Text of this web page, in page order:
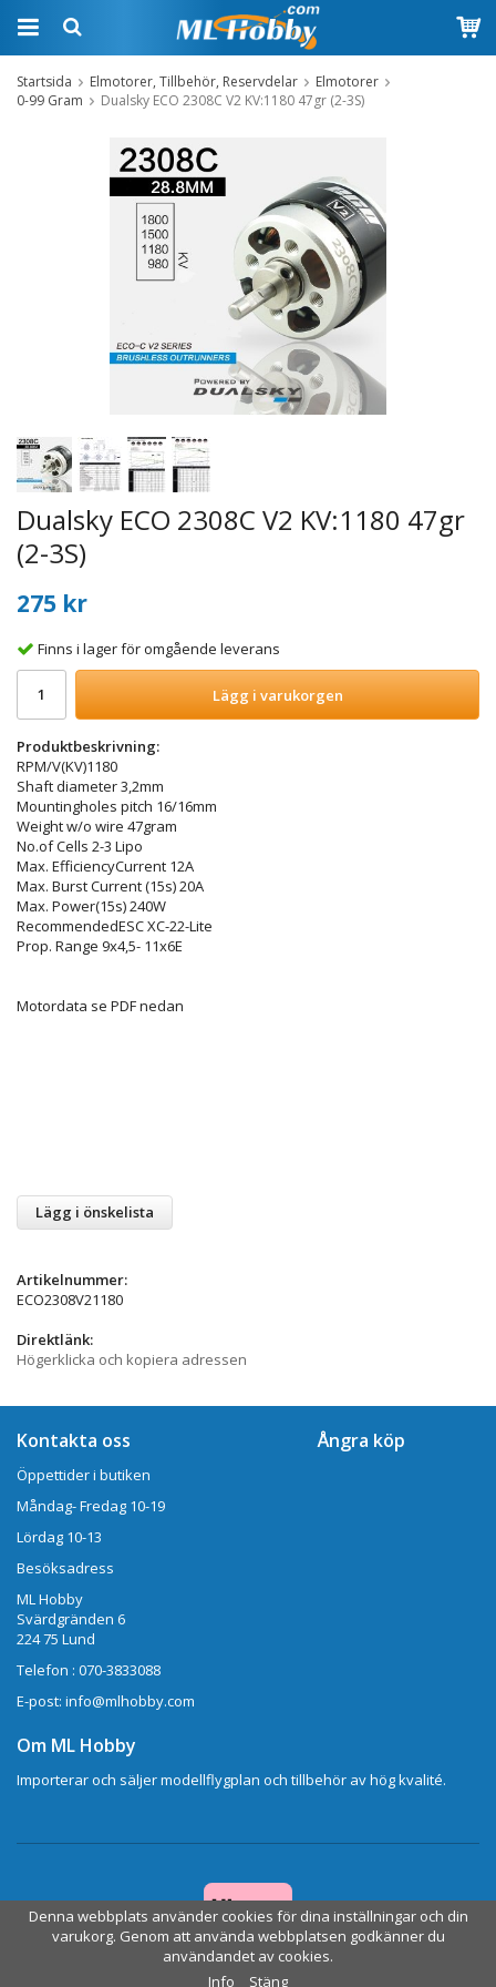
Startsida Elmotorer, Tillbehör, Reservdelar
Elmotorer
0-99 Gram
Dualsky ECO 2308C V2 KV:1180 47gr (2-3S)
Dualsky ECO 2308C V2 KV:1180 47gr
(2-3S)
275 kr
Finns i lager för omgående leverans
Lägg i varukorgen
Produktbeskrivning:
RPM/V(KV)1180
Shaft diameter 3,2mm
Mountingholes pitch 16/16mm
Weight w/o wire 47gram
No.of Cells 2-3 Lipo
Max. EfficiencyCurrent 12A
Max. Burst Current (15s) 20A
Max. Power(15s) 240W
RecommendedESC XC-22-Lite
Prop. Range 9x4,5- 11x6E
Motordata se PDF nedan
Lägg i önskelista
Artikelnummer:
ECO2308V21180
Direktlänk:
Högerklicka och kopiera adressen
Kontakta oss
Öppettider i butiken
Måndag- Fredag 10-19
Lördag 10-13
Besöksadress
ML Hobby
Svärdgränden 6
224 75 Lund
Telefon : 070-3833088
E-post: info@mlhobby.com
Ångra köp
Om ML Hobby
Importerar och säljer modellflygplan och tillbehör av hög kvalité.
Drift & produktion:
Denna webbplats använder cookies för dina inställningar och din
varukorg. Genom att använda webbplatsen godkänner du
användandet av cookies.
Info
Stäng